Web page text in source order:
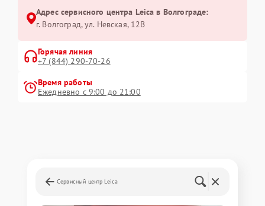
Адрес сервисного центра Leica в Волгограде:
г. Волгоград, ул. Невская, 12В
Горячая линия
+7 (844) 290-70-26
Время работы
Ежедневно с 9:00 до 21:00
Сервисный центр Leica